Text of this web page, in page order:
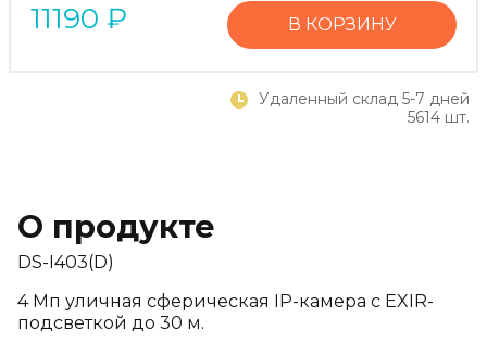
11190 ₽ В КОРЗИНУ
Удаленный склад 5-7 дней
5614 шт.
О продукте
DS-I403(D)
4 Мп уличная сферическая IP-камера с EXIR-
подсветкой до 30 м.